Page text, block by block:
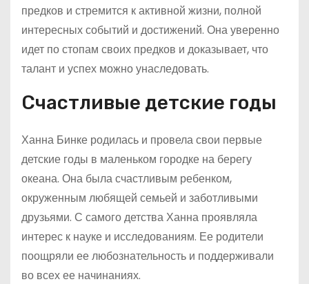
предков и стремится к активной жизни, полной
интересных событий и достижений. Она уверенно
идет по стопам своих предков и доказывает, что
талант и успех можно унаследовать.
Счастливые детские годы
Ханна Бинке родилась и провела свои первые
детские годы в маленьком городке на берегу
океана. Она была счастливым ребенком,
окруженным любящей семьей и заботливыми
друзьями. С самого детства Ханна проявляла
интерес к науке и исследованиям. Ее родители
поощряли ее любознательность и поддерживали
во всех ее начинаниях.